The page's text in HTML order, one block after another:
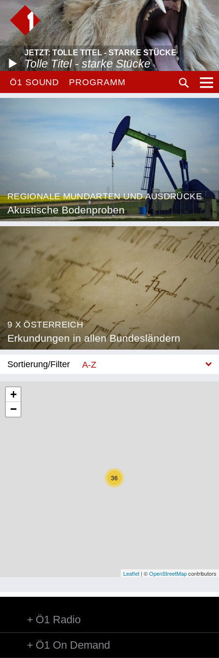
JETZT: TOLLE TITEL - STARKE STÜCKE
Tolle Titel - starke Stücke
Ö1 SOUND PROGRAMM
REGIONALE MUNDARTEN UND AUSDRÜCKE
Akustische Bodenproben
9 X ÖSTERREICH
Erkundungen in allen Bundesländern
Sortierung/Filter
A-Z
Niederösterreich
Oberösterreich
Vorarlberg
Natur und Landwirtschaft
36
+
−
Leaflet | ©OpenStreetMapcontributors
Ö1 Radio
Ö1 On Demand